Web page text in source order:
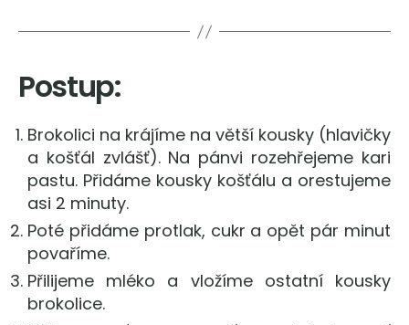
Postup:
Brokolici na krájíme na větší kousky (hlavičky
a košťál zvlášť). Na pánvi rozehřejeme kari
pastu. Přidáme kousky košťálu a orestujeme
asi 2 minuty.
Poté přidáme protlak, cukr a opět pár minut
povaříme.
Přilijeme mléko a vložíme ostatní kousky
brokolice.